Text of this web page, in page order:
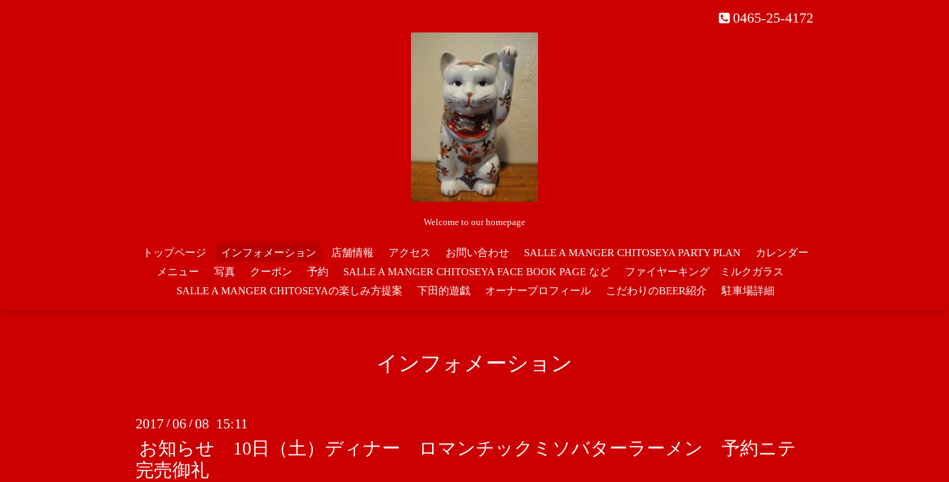
0465-25-4172
Welcome to our homepage
トップページ インフォメーション 店舗情報 アクセス お問い合わせ SALLE A MANGER CHITOSEYA PARTY PLAN
カレンダー
メニュー
写真 クーポン 予約 SALLE A MANGER CHITOSEYA FACE BOOK PAGE など
ファイヤーキング ミルクガラス
SALLE A MANGER CHITOSEYAの楽しみ方提案
下田的遊戯 オーナープロフィール こだわりのBEER紹介 駐車場詳細
インフォメーション
2017 /06 /08 15:11
お知らせ 10日（土）ディナー ロマンチックミソバターラーメン 予約ニテ
完売御礼